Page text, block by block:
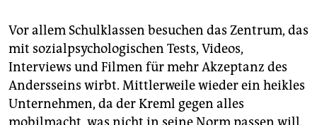
Vor allem Schulklassen besuchen das Zentrum, das
mit sozialpsychologischen Tests, Videos,
Interviews und Filmen für mehr Akzeptanz des
Andersseins wirbt. Mittlerweile wieder ein heikles
Unternehmen, da der Kreml gegen alles